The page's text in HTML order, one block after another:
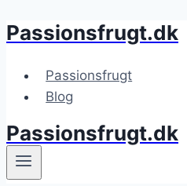
Fortsæt
indhold
Passionsfrugt.dk
Passionsfrugt
Blog
Passionsfrugt.dk